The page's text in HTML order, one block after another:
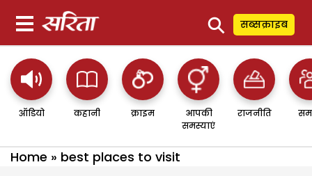
⚲ सब्सक्राइब
ऑडियो कहानी क्राइम
आपकी
समस्याएं
राजनीति
Home » best places to visit